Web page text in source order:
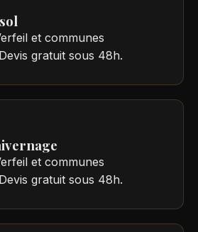
et communes
gratuit sous 48h.
et communes
gratuit sous 48h.